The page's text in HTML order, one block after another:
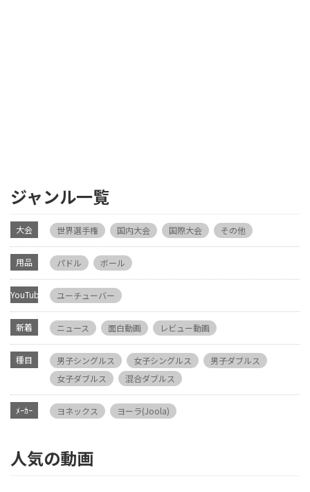
ジャンル一覧
大会 世界選手権 国内大会 国際大会 その他
用品 パドル ボール
YouTube ユーチューバー
新着 ニュース 面白動画 レビュー動画
種目 男子シングルス 女子シングルス
男子ダブルス
女子ダブルス
混合ダブルス
ﾒｰｶｰ ヨネックス ヨーラ(Joola)
人気の動画